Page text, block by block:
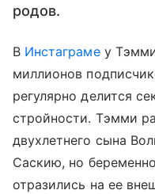
родов.
В Инстаграмеу Тэмми
миллионов
регулярно делится
стройности. Тэмми
двухлетнего сына
Саскию, но
отразились на ее